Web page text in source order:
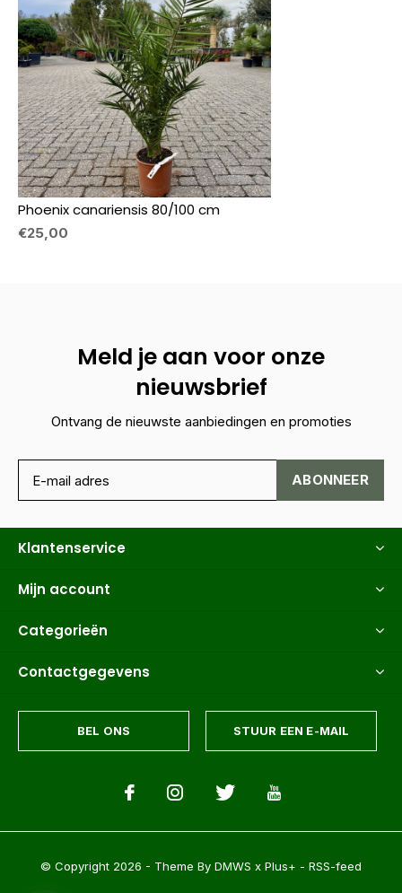
Phoenix canariensis 80/100 cm
€25,00
Meld je aan voor onze
nieuwsbrief
Ontvang de nieuwste aanbiedingen en promoties
ABONNEER
Klantenservice
Mijn account
Categorieën
Contactgegevens
BEL ONS STUUR EEN E-MAIL
© Copyright 2026 - Theme By DMWS x Plus+ - RSS-feed